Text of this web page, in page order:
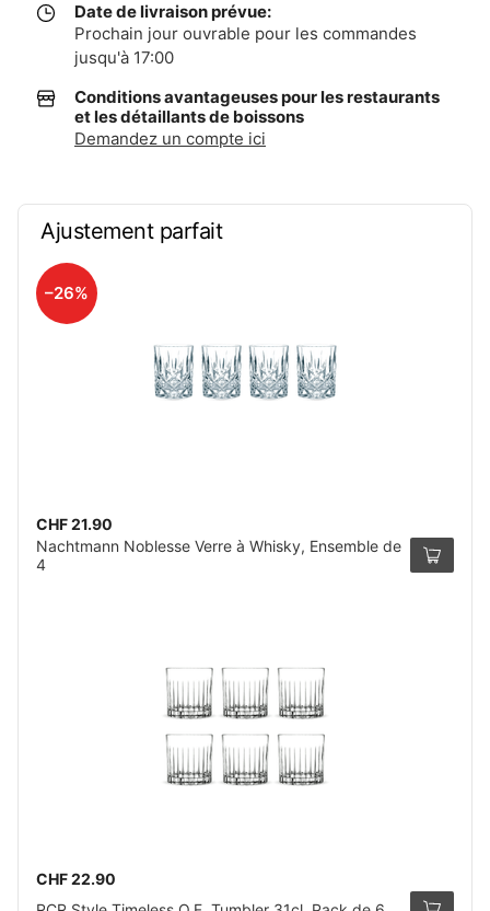
Date de livraison prévue:
Prochain jour ouvrable pour les commandes
jusqu'à 17:00
Conditions avantageuses pour les restaurants
et les détaillants de boissons
Demandez un compte ici
Ajustement parfait
–26%
CHF 21.90
Nachtmann Noblesse Verre à Whisky, Ensemble de
4
CHF 22.90